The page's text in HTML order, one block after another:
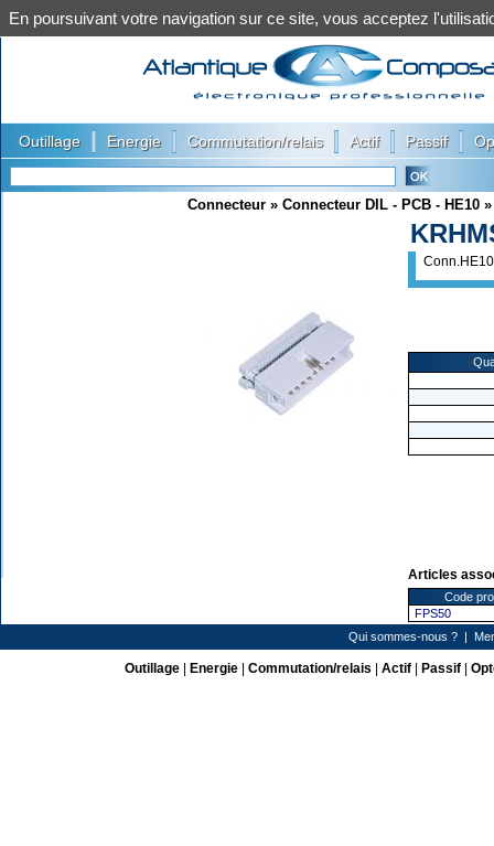
Outillage Energie Commutation/relais Actif Passif
Connecteur » Connecteur DIL - PCB - HE10
Articles
Code
FPS50
Qui sommes-nous ?|
Outillage| Energie| Commutation/relais Actif| Passif|
En poursuivant votre navigation sur ce site, vous acceptez